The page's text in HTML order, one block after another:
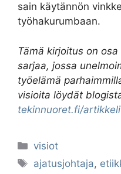
sain käytännön
työhakurumbaan.
Tämä kirjoitus on
sarjaa, jossa
työelämä
visioita löydät
tekinnuoret.fi/
Kategoriat
visiot
Avainsanat
ajatusjohtaja,